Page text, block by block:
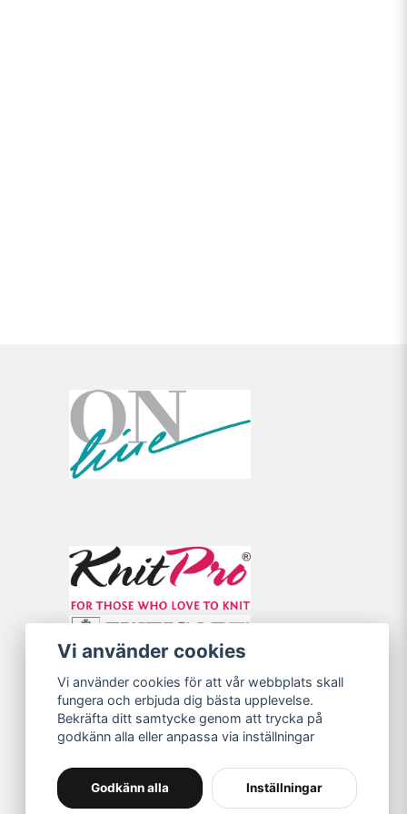
Vi använder cookies
Vi använder cookies för att vår webbplats skall
fungera och erbjuda dig bästa upplevelse.
Bekräfta ditt samtycke genom att trycka på
godkänn alla eller anpassa via inställningar
Godkänn alla Inställningar